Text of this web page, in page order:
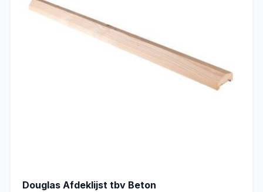
Douglas Afdeklijst tbv Beton